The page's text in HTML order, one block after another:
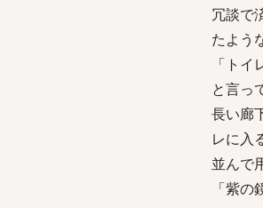
冗談で
たよう
「トイ
と言っ
長い廊
レに入
並んで
「紫の